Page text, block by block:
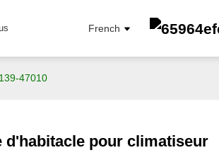
French
47010
d'habitacle pour climatiseur